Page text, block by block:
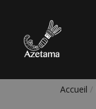
Accueil /